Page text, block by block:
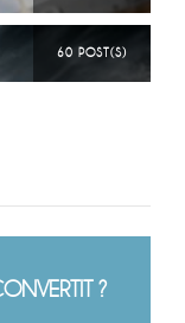
60 POST(S)
?